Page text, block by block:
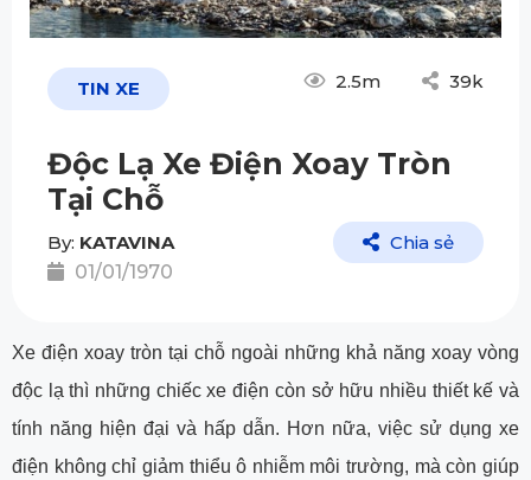
TIN XE 2.5m 39k
Độc Lạ Xe Điện Xoay Tròn
Tại Chỗ
By: KATAVINA
01/01/1970
Chia sẻ
Xe điện xoay tròn tại chỗ ngoài những khả năng xoay vòng
độc lạ thì những chiếc xe điện còn sở hữu nhiều thiết kế và
tính năng hiện đại và hấp dẫn. Hơn nữa, việc sử dụng xe
điện không chỉ giảm thiểu ô nhiễm môi trường, mà còn giúp